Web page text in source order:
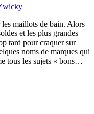
maillots de bain. Alors
et les plus grandes
tard pour craquer sur
noms de marques qui
tous les sujets « bons…